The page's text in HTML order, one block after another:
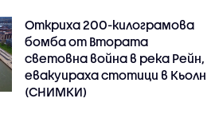
Откриха 200-килограмова
бомба от Втората
световна война в река Рейн,
евакуираха стотици в Кьолн
(СНИМКИ)